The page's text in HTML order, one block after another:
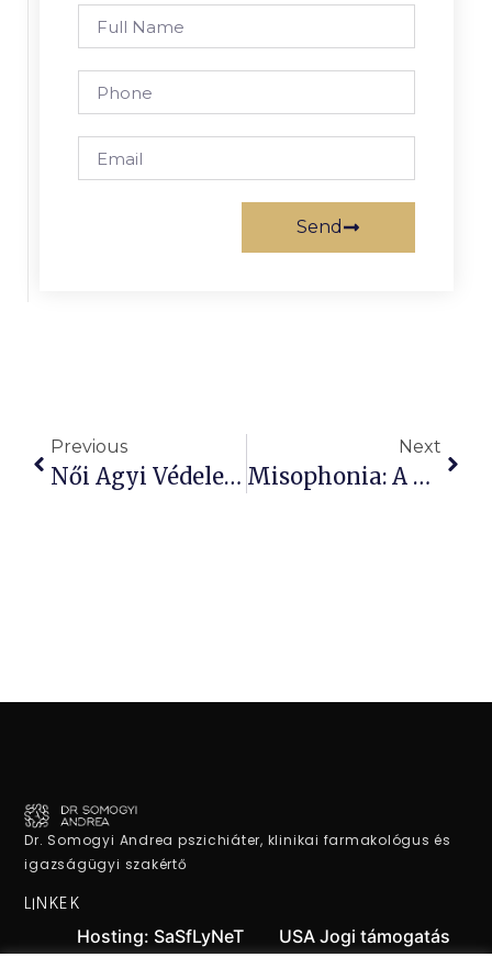
Send
Previous
Női Agyi Védelem: Miért Magasabb A Depresszió Kockázat?
Next
Misophonia: A Hangok Iránti Ellenszenv És Mentális Merevség
Dr. Somogyi Andrea pszichiáter, klinikai farmakológus és
igazságügyi szakértő
LINKEK
Hosting: SaSfLyNeT USA Jogi támogatás